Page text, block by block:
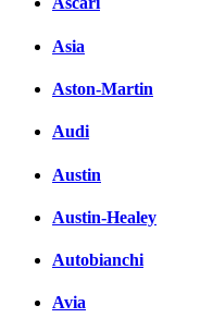
Asia
Aston-Martin
Audi
Austin
Austin-Healey
Autobianchi
Avia